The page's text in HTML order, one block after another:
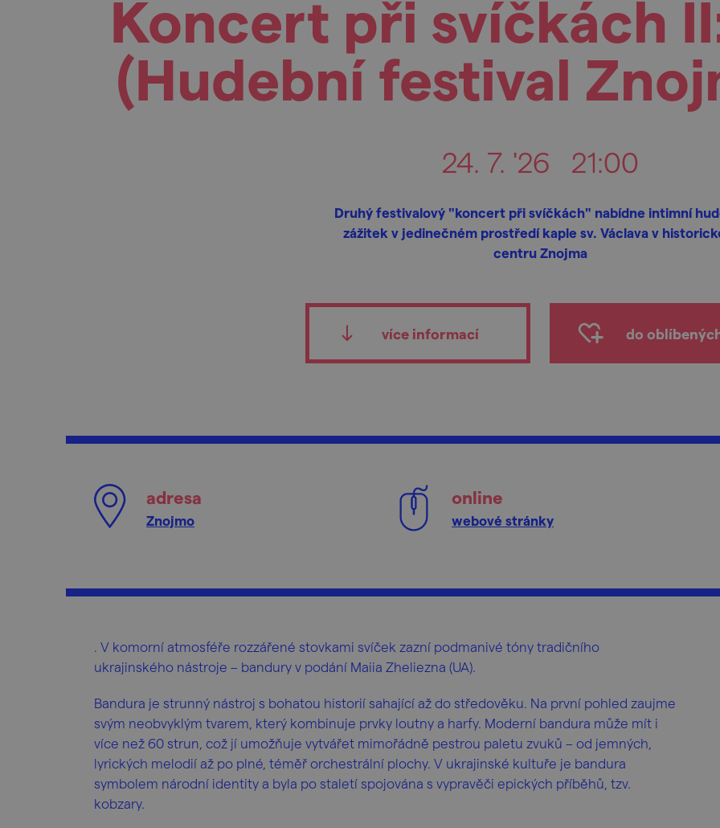
Koncert při svíčkách
(Hudební festival
24. 7. '26 21:00
Druhý festivalový "koncert při svíčkách" nabídne intimní
zážitek v jedinečném prostředí kaple sv. Václava v
centru Znojma
více informací do
adresa
Znojmo
online
webové stránky
. V komorní atmosféře rozzářené stovkami svíček zazní podmanivé tóny tradičního
ukrajinského nástroje – bandury v podání Maiia Zheliezna (UA).
Bandura je strunný nástroj s bohatou historií sahající až do středověku. Na první pohled zaujme
svým neobvyklým tvarem, který kombinuje prvky loutny a harfy. Moderní bandura může mít i
více než 60 strun, což jí umožňuje vytvářet mimořádně pestrou paletu zvuků – od jemných,
lyrických melodií až po plné, téměř orchestrální plochy. V ukrajinské kultuře je bandura
symbolem národní identity a byla po staletí spojována s vypravěči epických příběhů, tzv.
kobzary.